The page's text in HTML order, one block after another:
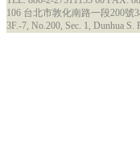
106 台北市敦化南路一段200號
3F.-7, No.200, Sec. 1, Dunhua